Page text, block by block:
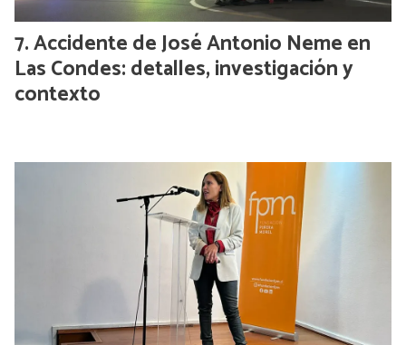
Accidente de José Antonio Neme en
Las Condes: detalles, investigación y
contexto